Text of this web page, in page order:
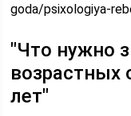
goda/psixologiya-
"Что нужно
возрастных
лет"